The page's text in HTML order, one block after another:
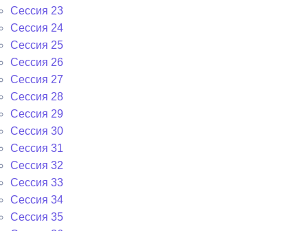
Сессия 23
Сессия 24
Сессия 25
Сессия 26
Сессия 27
Сессия 28
Сессия 29
Сессия 30
Сессия 31
Сессия 32
Сессия 33
Сессия 34
Сессия 35